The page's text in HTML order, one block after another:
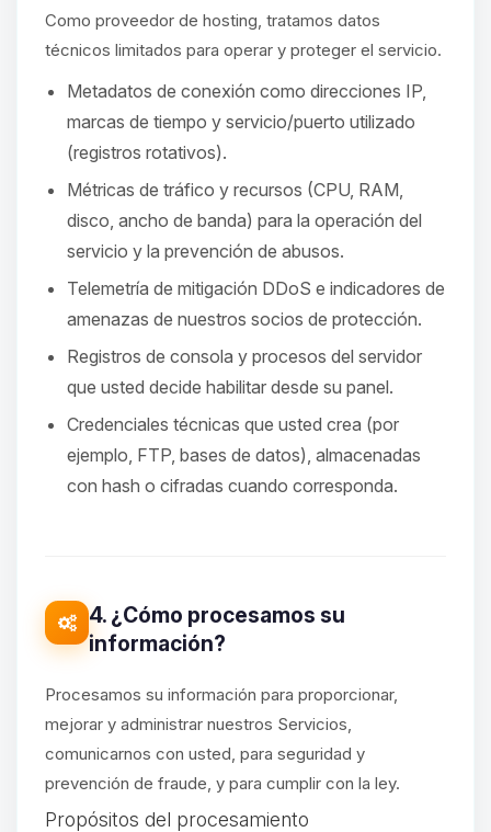
Como proveedor de hosting, tratamos datos
técnicos limitados para operar y proteger el servicio.
Metadatos de conexión como direcciones IP,
marcas de tiempo y servicio/puerto utilizado
(registros rotativos).
Métricas de tráfico y recursos (CPU, RAM,
disco, ancho de banda) para la operación del
servicio y la prevención de abusos.
Telemetría de mitigación DDoS e indicadores de
amenazas de nuestros socios de protección.
Registros de consola y procesos del servidor
que usted decide habilitar desde su panel.
Credenciales técnicas que usted crea (por
ejemplo, FTP, bases de datos), almacenadas
con hash o cifradas cuando corresponda.
4. ¿Cómo procesamos su
información?
Procesamos su información para proporcionar,
mejorar y administrar nuestros Servicios,
comunicarnos con usted, para seguridad y
prevención de fraude, y para cumplir con la ley.
Propósitos del procesamiento
asistente de BoxToPlay. Cuentame
que necesitas y moveré mis